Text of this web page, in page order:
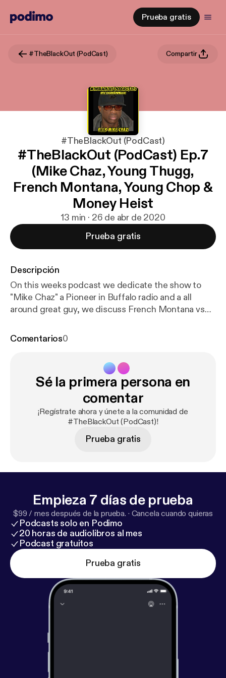
Prueba gratis
#TheBlackOut (PodCast) Compartir
#TheBlackOut (PodCast)
#TheBlackOut (PodCast) Ep.7
(Mike Chaz, Young Thugg,
French Montana, Young Chop &
Money Heist
13 min · 26 de abr de 2020
Prueba gratis
Descripción
On this weeks podcast we dedicate the show to
"Mike Chaz" a Pioneer in Buffalo radio and a all
around great guy, we discuss French Montana vs
Comentarios0
Sé la primera persona en
comentar
¡Regístrate ahora y únete a la comunidad de
#TheBlackOut (PodCast)!
Prueba gratis
Empieza 7 días de prueba
$99 / mes después de la prueba. · Cancela cuando quieras
Podcasts solo en Podimo
20 horas de audiolibros al mes
Podcast gratuitos
Prueba gratis